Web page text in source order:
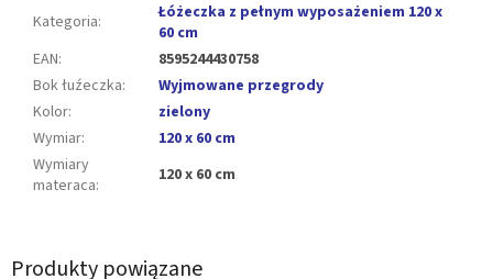
Produkty powiązane
Kategoria:
Łóżeczka z pełnym wyposażeniem 120 x
60 cm
EAN:
8595244430758
Bok łuźeczka:
Wyjmowane przegrody
Kolor:
zielony
Wymiar:
120 x 60 cm
Wymiary
materaca: 120 x 60 cm